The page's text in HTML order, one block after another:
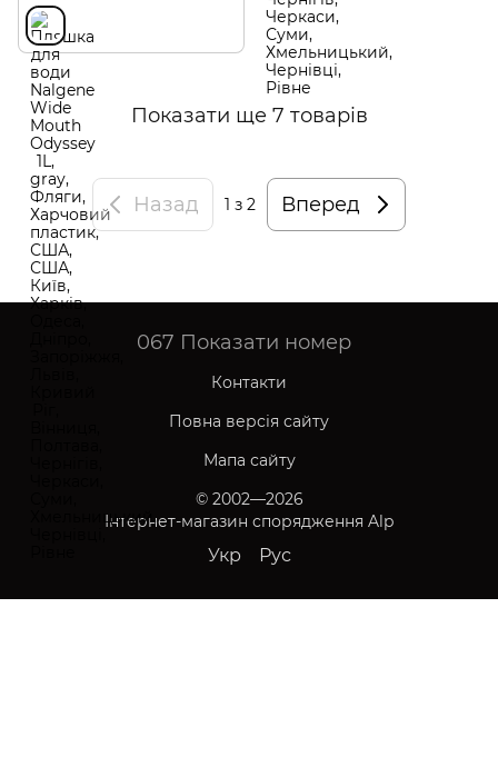
Показати ще 7 товарів
Назад 1 з 2 Вперед
067 Показати номер
Контакти
Повна версія сайту
Мапа сайту
© 2002—2026
Інтернет-магазин спорядження Alp
Укр Рус